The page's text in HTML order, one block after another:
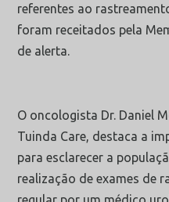
referentes ao
foram receitados pela
de alerta.
O oncologista Dr. Daniel
Tuinda Care, destaca a
para esclarecer a
realização de exames de